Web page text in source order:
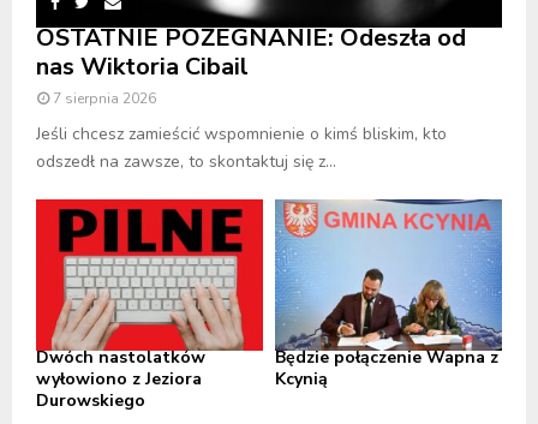
OSTATNIE POŻEGNANIE: Odeszła od
nas Wiktoria Cibail
7 sierpnia 2026
Jeśli chcesz zamieścić wspomnienie o kimś bliskim, kto
odszedł na zawsze, to skontaktuj się z...
Dwóch nastolatków
wyłowiono z Jeziora
Durowskiego
Będzie połączenie Wapna z
Kcynią